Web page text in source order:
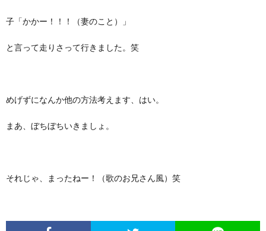
子「かかー！！！（妻のこと）」
と言って走りさって行きました。笑
めげずになんか他の方法考えます、はい。
まあ、ぼちぼちいきましょ。
それじゃ、まったねー！（歌のお兄さん風）笑